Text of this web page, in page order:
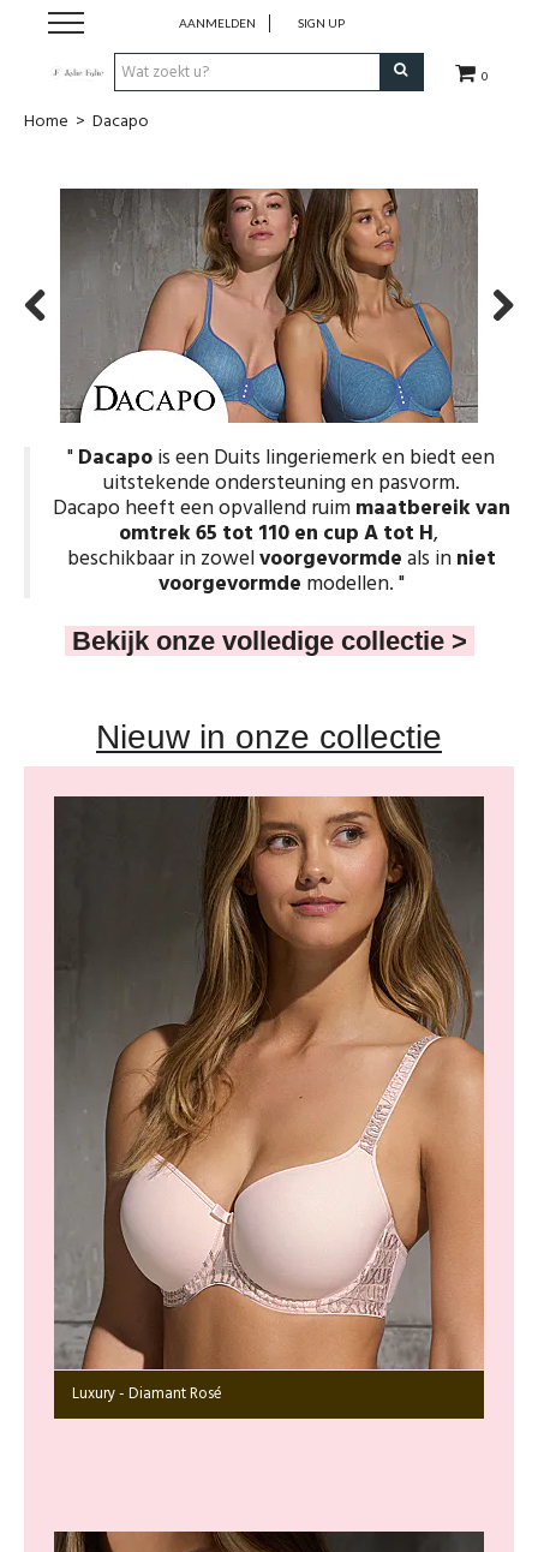
0
AANMELDEN SIGN UP
Home
Dames
Lingerie
Badmode
Nachtmode
Merken
Over ons
Home > Dacapo
"Dacapois een Duits lingeriemerk en biedt een
uitstekende ondersteuning en pasvorm.
Dacapo heeft een opvallend ruimmaatbereik van
omtrek 65 tot 110 en cup A tot H, ​
beschikbaar in zowelvoorgevormdeals inniet
voorgevormde modellen. "
Bekijk onze volledige collectie>
Nieuw in onze collectie
Luxury - Diamant Rosé